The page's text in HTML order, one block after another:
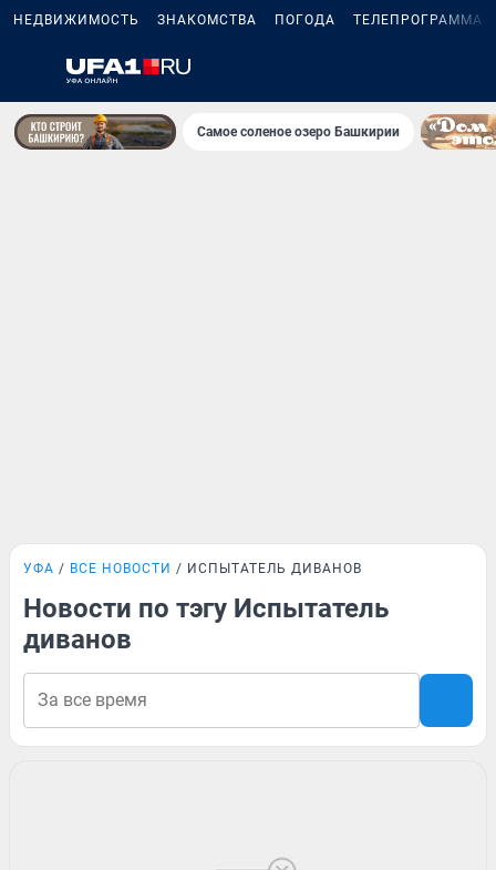
НЕДВИЖИМОСТЬ ЗНАКОМСТВА ПОГОДА ТЕЛЕПРОГРАММА
Самое соленое озеро Башкирии
УФА ВСЕ НОВОСТИ ИСПЫТАТЕЛЬ ДИВАНОВ
Новости по тэгу Испытатель
диванов